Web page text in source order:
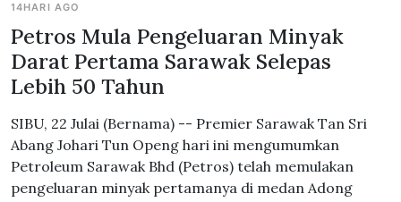
14HARI AGO
Petros Mula Pengeluaran Minyak
Darat Pertama Sarawak Selepas
Lebih 50 Tahun
SIBU, 22 Julai (Bernama) -- Premier Sarawak Tan Sri
Abang Johari Tun Openg hari ini mengumumkan
Petroleum Sarawak Bhd (Petros) telah memulakan
pengeluaran minyak pertamanya di medan Adong